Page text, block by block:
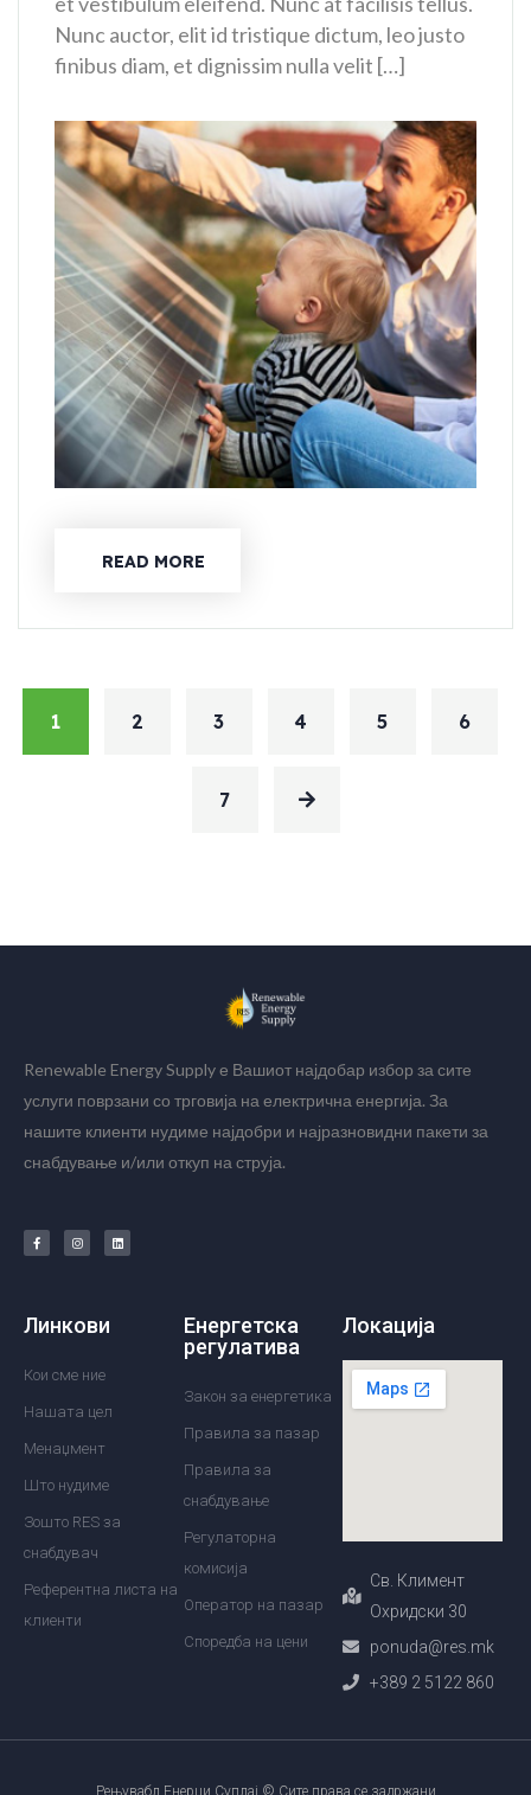
Nunc auctor, elit id tristique dictum, leo justo
finibus diam, et dignissim nulla velit […]
READ MORE
1 2 3 4 5 6
7
Renewable Energy Supply е Вашиот најдобар избор за сите
услуги поврзани со трговија на електрична енергија. За
нашите клиенти нудиме најдобри и најразновидни пакети за
снабдување и/или откуп на струја.
Линкови
Кои сме ние
Нашата цел
Менаџмент
Што нудиме
Зошто RES за
снабдувач
Референтна листа на
клиенти
Енергетска
регулатива
Закон за енергетика
Правила за пазар
Правила за
снабдување
Регулаторна
комисија
Оператор на пазар
Споредба на цени
Локација
Св. Климент
Охридски 30
ponuda@res.mk
+389 2 5122 860
Рењувабл Енерџи Суплај © Сите права се задржани